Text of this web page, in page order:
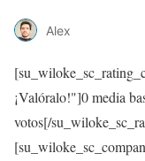
Alex
¡Valóralo!"]0media
votos[/